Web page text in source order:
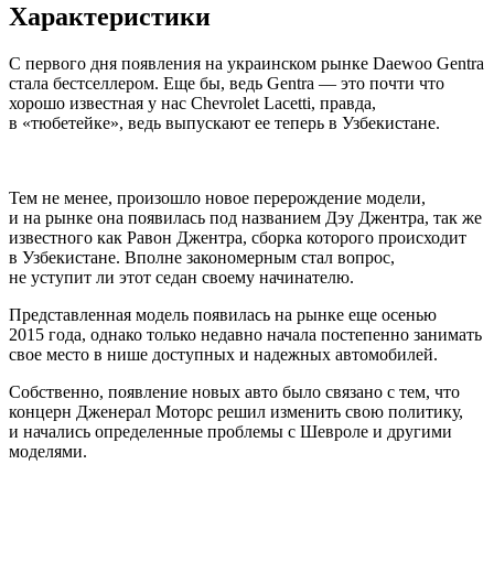
Характеристики
С первого дня появления на украинском рынке Daewoo Gentra
стала бестселлером. Еще бы, ведь Gentra — это почти что
хорошо известная у нас Chevrolet Lacetti, правда,
в «тюбетейке», ведь выпускают ее теперь в Узбекистане.
Тем не менее, произошло новое перерождение модели,
и на рынке она появилась под названием Дэу Джентра, так же
известного как Равон Джентра, сборка которого происходит
в Узбекистане. Вполне закономерным стал вопрос,
не уступит ли этот седан своему начинателю.
Представленная модель появилась на рынке еще осенью
2015 года, однако только недавно начала постепенно занимать
свое место в нише доступных и надежных автомобилей.
Собственно, появление новых авто было связано с тем, что
концерн Дженерал Моторс решил изменить свою политику,
и начались определенные проблемы с Шевроле и другими
моделями.